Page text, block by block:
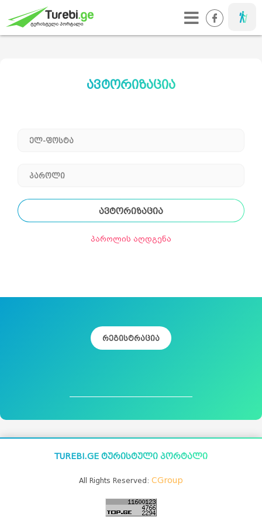
მოგზაური
მოგზაური
ავტორიზაცია
ელ-ფოსტა
პაროლი
ავტორიზაცია
პაროლის აღდგენა
რეგისტრაცია
TUREBI.GE ტურისტული პორტალი
All Rights Reserved: CGroup